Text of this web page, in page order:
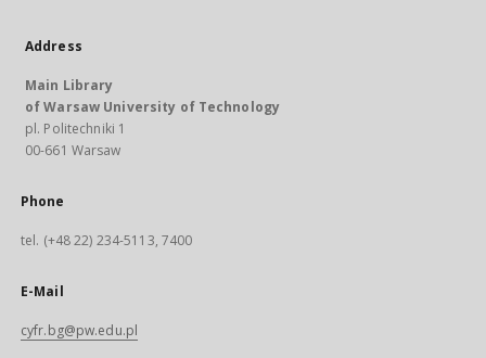
Address
Main Library
of Warsaw University of Technology
pl. Politechniki 1
00-661 Warsaw
Phone
tel. (+48 22) 234-5113, 7400
E-Mail
cyfr.bg@pw.edu.pl